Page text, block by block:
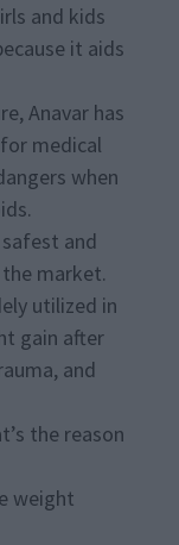
and kids
it aids
Anavar has
medical
when
and
market.
utilized in
gain after
and
the reason
weight